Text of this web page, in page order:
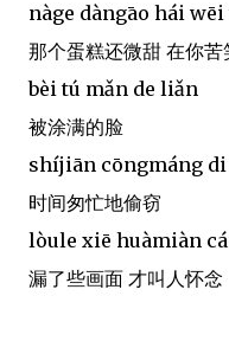
nàge dàngāo hái
那个蛋糕还微甜 在你苦
bèi tú mǎn de liǎn
被涂满的脸
shíjiān cōngmáng
时间匆忙地偷窃
lòule xiē huàmiàn
漏了些画面 才叫人怀念